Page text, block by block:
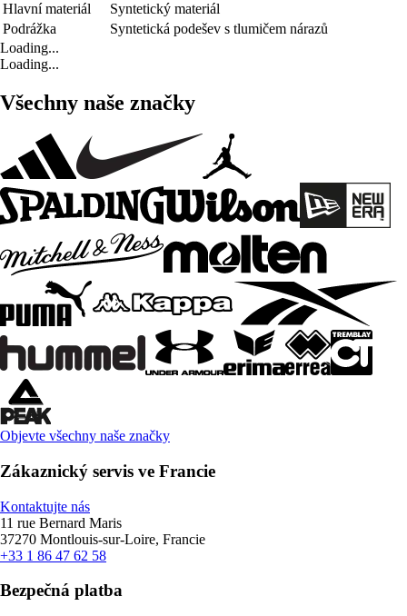
Hlavní materiál
Syntetický materiál
Podrážka
Syntetická podešev s tlumičem nárazů
Loading...
Loading...
Všechny naše značky
Objevte všechny naše značky
Zákaznický servis ve Francie
Kontaktujte nás
11 rue Bernard Maris
37270 Montlouis-sur-Loire, Francie
+33 1 86 47 62 58
Bezpečná platba